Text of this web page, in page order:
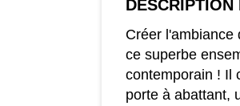
DESCRIPTION
Créer l'ambiance
ce superbe
contemporain ! Il
porte à abattant,